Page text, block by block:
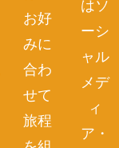
お好
みに
合わ
せて
旅程
はソ
ーシ
ャル
メデ
ィ
ア・